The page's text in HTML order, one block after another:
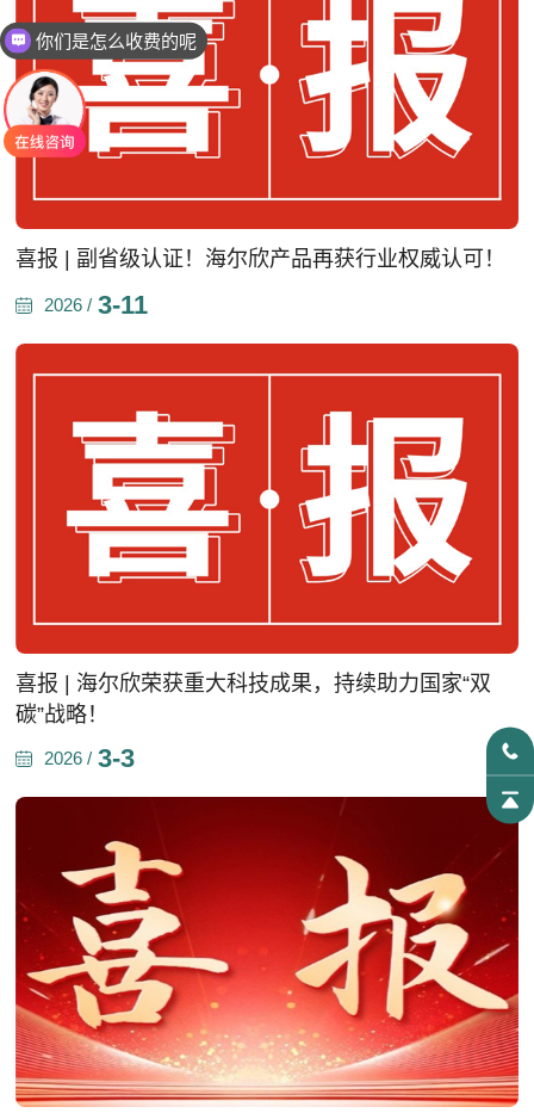
喜报 | 副省级认证！海尔欣产品再获行业权威认可！
2026 / 3-11
喜报 | 海尔欣荣获重大科技成果，持续助力国家“双
碳”战略！
2026 / 3-3
你们是怎么收费的呢
现在有优惠活动吗